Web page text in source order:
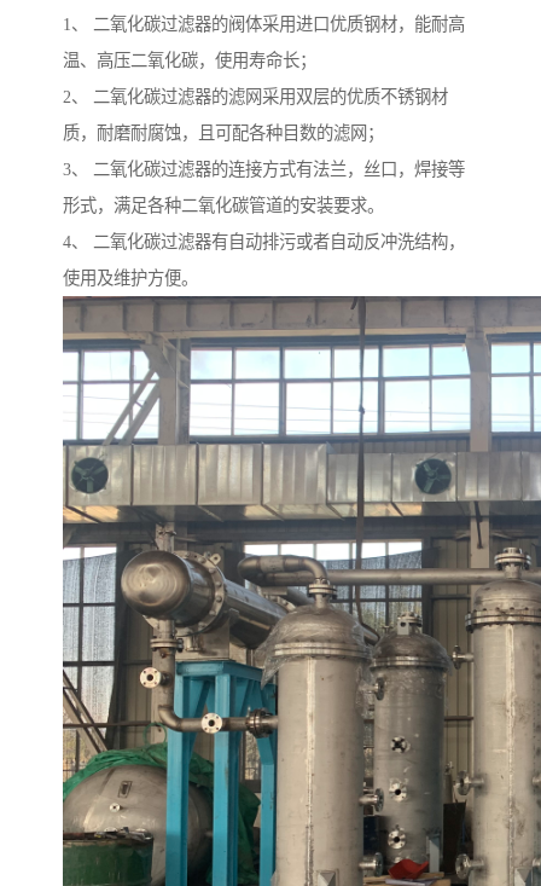
1、 二氧化碳过滤器的阀体采用进口优质钢材，能耐高
温、高压二氧化碳，使用寿命长；
2、 二氧化碳过滤器的滤网采用双层的优质不锈钢材
质，耐磨耐腐蚀，且可配各种目数的滤网；
3、 二氧化碳过滤器的连接方式有法兰，丝口，焊接等
形式，满足各种二氧化碳管道的安装要求。
4、 二氧化碳过滤器有自动排污或者自动反冲洗结构，
使用及维护方便。